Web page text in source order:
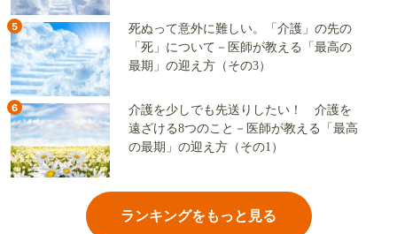
5
死ぬって意外に難しい。「介護」の先の
「死」について－医師が教える「最高の
最期」の迎え方（その3）
6
介護を少しでも先送りしたい！ 介護を
遠ざける8つのこと－医師が教える「最高
の最期」の迎え方（その1）
ランキングをもっと見る